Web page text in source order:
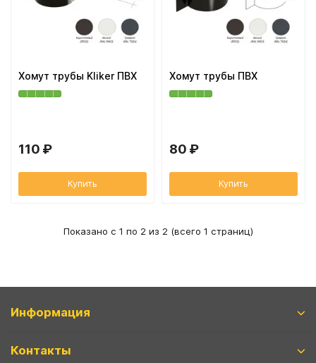
Вентиляционный выход
Муфта трубы
Трубы водосточные
ХВОЙНАЯ фанера НЕ ШЛИФОВАННАЯ
Хомут трубы Kliker ПВХ
110 ₽
Купить
Хомут трубы ПВХ
80 ₽
Купить
Показано с 1 по 2 из 2 (всего 1 страниц)
Информация
Контакты